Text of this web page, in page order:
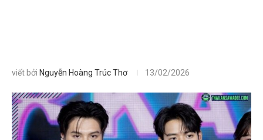
viết bởi Nguyễn Hoàng Trúc Thơ 13/02/2026